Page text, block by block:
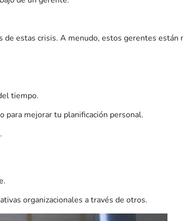
estas crisis. A menudo, estos gerentes están
tiempo.
para mejorar tu planificación personal.
organizacionales a través de otros.